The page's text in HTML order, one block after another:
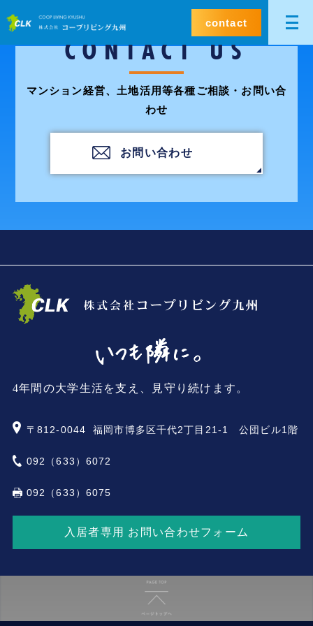
contact
CONTACT US
マンション経営、土地活用等各種ご相談・お問い合
わせ
お問い合わせ
4年間の大学生活を支え、見守り続けます。
〒812-0044 福岡市博多区千代2丁目21-1 公団ビル1階
092（633）6072
092（633）6075
入居者専用 お問い合わせフォーム